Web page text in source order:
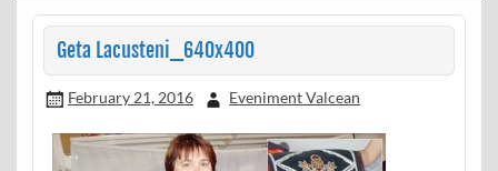
Geta Lacusteni_640x400
February 21, 2016 Eveniment Valcean